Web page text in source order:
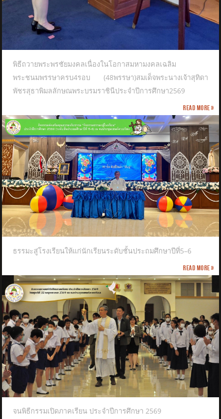
พิธีถวายพระพรชัยมงคลเนื่องในโอกาสมหามงคลเฉลิม
พระชนมพรรษาครบ4รอบ (48พรรษา)สมเด็จพระนางเจ้าสุทิดา
พัชรสุธาพิมลลักษณพระบรมราชินีประจำปีการศึกษา2569
Read more »
ธรรมะสู่โรงเรียนให้แก่นักเรียนระดับชั้นประถมศึกษาปีที่5–6
Read more »
จนพิธีกรรมเปิดภาคเรียน ประจำปีการศึกษา 2569